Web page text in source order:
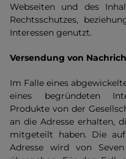
Webseiten und des
Rechtsschutzes,
Interessen genutzt.
Versendung von
Im Falle eines
eines begründeten
Produkte von der
an die Adresse erhalten,
mitgeteilt haben. Die
Adresse wird von